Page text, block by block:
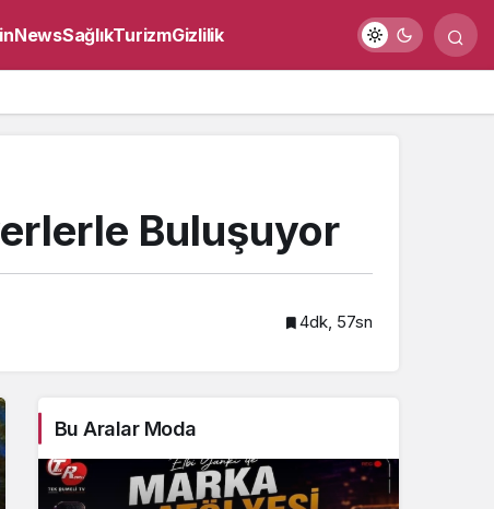
NewsSağlıkTurizmGizlilik
Buluşuyor
4dk, 57sn
Bu Aralar Moda